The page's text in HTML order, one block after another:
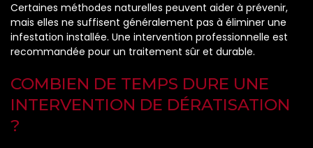
Certaines méthodes naturelles peuvent aider à prévenir,
mais elles ne suffisent généralement pas à éliminer une
infestation installée. Une intervention professionnelle est
recommandée pour un traitement sûr et durable.
COMBIEN DE TEMPS DURE UNE
INTERVENTION DE DÉRATISATION
?